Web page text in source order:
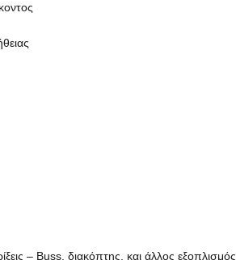
– Buss, διακόπτης, και άλλος εξοπλισμός